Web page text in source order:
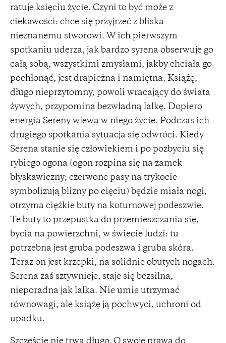
ratuje księciu życie. Czyni to być może z
ciekawości: chce się przyjrzeć z bliska
nieznanemu stworowi. W ich pierwszym
spotkaniu uderza, jak bardzo syrena obserwuje go
całą sobą, wszystkimi zmysłami, jakby chciała go
pochłonąć, jest drapieżna i namiętna. Książę,
długo nieprzytomny, powoli wracający do świata
żywych, przypomina bezwładną lalkę. Dopiero
energia Sereny wlewa w niego życie. Podczas ich
drugiego spotkania sytuacja się odwróci. Kiedy
Serena stanie się człowiekiem i po pozbyciu się
rybiego ogona (ogon rozpina się na zamek
błyskawiczny; czerwone pasy na trykocie
symbolizują blizny po cięciu) będzie miała nogi,
otrzyma ciężkie buty na koturnowej podeszwie.
Te buty to przepustka do przemieszczania się,
bycia na powierzchni, w świecie ludzi: tu
potrzebna jest gruba podeszwa i gruba skóra.
Teraz on jest krzepki, na solidnie obutych nogach.
Serena zaś sztywnieje, staje się bezsilna,
nieporadna jak lalka. Nie umie utrzymać
równowagi, ale książę ją pochwyci, uchroni od
upadku.
Szczęście nie trwa długo. O swoje prawa do